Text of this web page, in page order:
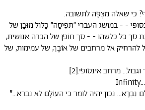
כי שאלה מצְפָּה לתשובה.
- - במושג העברי ״תפִיסָה״ כָּלוּל מוּבָן של
סך כל כלשהו - - סך חוֹפן של הכרה אנושית,
להרחיק אל מרחבים של אוֹבֶך, של עמימות, של
מרחב אינסופי.[2]
נִבְרָא... נכון יהיה לומר כי העוֹלָם לא נברא...״